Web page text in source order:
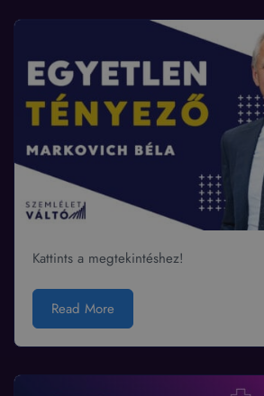
Kattints a megtekintéshez!
Read More